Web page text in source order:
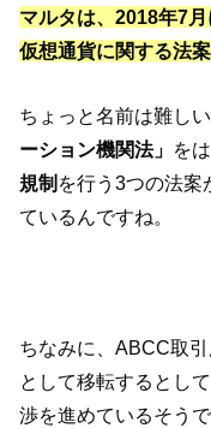
マルタは、2018年7
仮想通貨に関する法
ちょっと名前は難し
ーション機関法」 を
規制 を行う3つの法案
ているんですね。
ちなみに、ABCC取
として移転するとし
渉を進めているそうで